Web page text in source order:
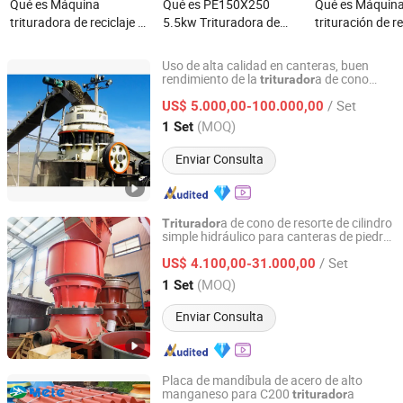
Qué es Máquina
trituradora de reciclaje de
espuma, neumáticos,
botellas de PE, PVC,
máquina de triturado
versátil para espuma y
neumáticos para línea de
reciclaje ecológica
Qué es PE150X250
5.5kw Trituradora de
diésel portátil pequeña
para construcción de
trituración de piedra,
molino de agregados
Qué es
trituración de
fábrica de
reciclaje de
película,
Uso de alta calidad en canteras, buen
rendimiento de la trituradora de cono
US$ 5.000,00-100.000,00 / Set
1 Set (MOQ)
Enviar Consulta
Zhengzhou Jemelon Mining Machinery Co.Ltd.
Henan, China Desde 2025
Trituradora de cono de resorte de cilindro
simple hidráulico para canteras de piedra
canteras
US$ 4.100,00-31.000,00 / Set
1 Set (MOQ)
Enviar Consulta
Shandong Shangda Machinery Co., Ltd.
Shandong, China Desde 2018
Placa de mandíbula de acero de alto
manganeso para C200 trituradora